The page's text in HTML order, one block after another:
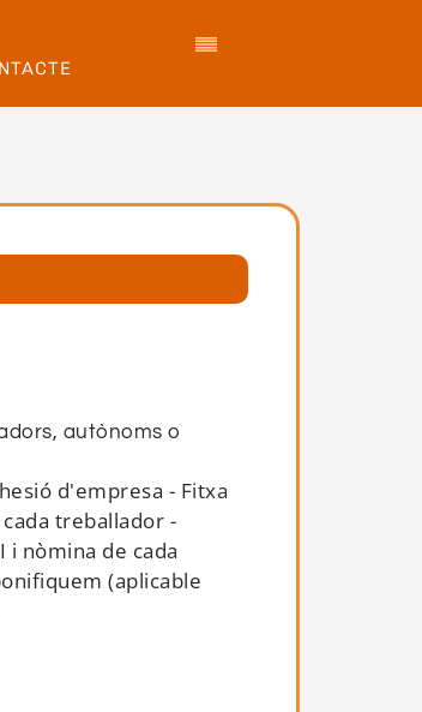
autònoms o
d'empresa - Fitxa
treballador -
i nòmina de cada
(aplicable